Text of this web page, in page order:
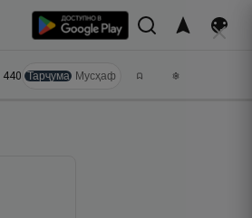
440 Тарҷума Мусҳаф